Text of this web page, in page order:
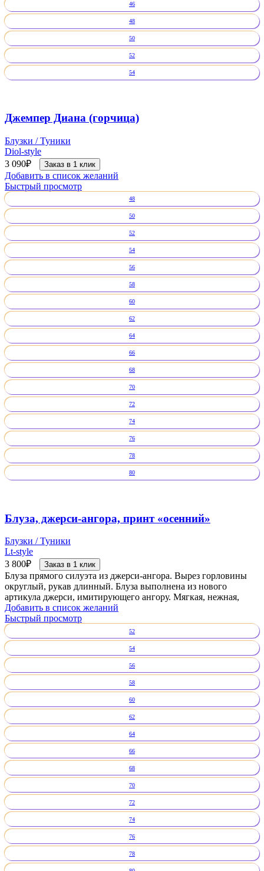
46
48
50
52
54
Джемпер Диана (горчица)
Блузки / Туники
Diol-style
3 090₽ Заказ в 1 клик
Добавить в список желаний
Быстрый просмотр
48
50
52
54
56
58
60
62
64
66
68
70
72
74
76
78
80
Блуза, джерси-ангора, принт «осенний»
Блузки / Туники
Lt-style
3 800₽ Заказ в 1 клик
Блуза прямого силуэта из джерси-ангора. Вырез горловины
округлый, рукав длинный. Блуза выполнена из нового
артикула джерси, имитирующего ангору. Мягкая, нежная,
Добавить в список желаний
Быстрый просмотр
52
54
56
58
60
62
64
66
68
70
72
74
76
78